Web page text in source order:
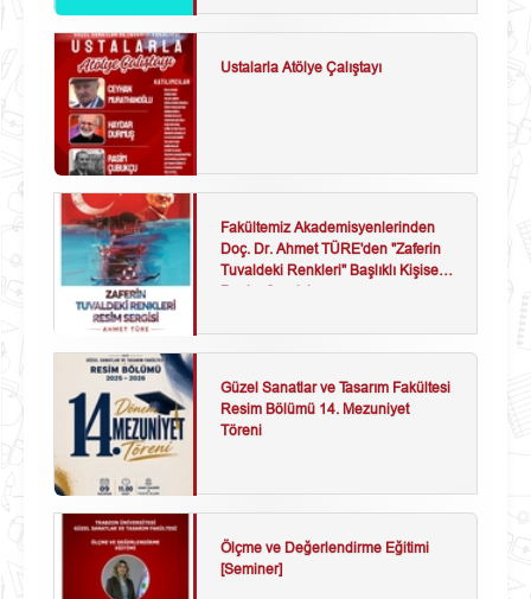
Ustalarla Atölye Çalıştayı
Fakültemiz Akademisyenlerinden
Doç. Dr. Ahmet TÜRE'den "Zaferin
Tuvaldeki Renkleri" Başlıklı Kişisel
Resim Sergisi
Güzel Sanatlar ve Tasarım Fakültesi
Resim Bölümü 14. Mezuniyet
Töreni
Ölçme ve Değerlendirme Eğitimi
[Seminer]